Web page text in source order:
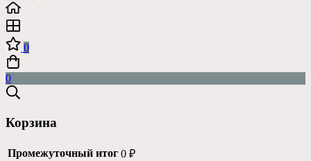
0
0
Корзина
Промежуточный итог 0 ₽